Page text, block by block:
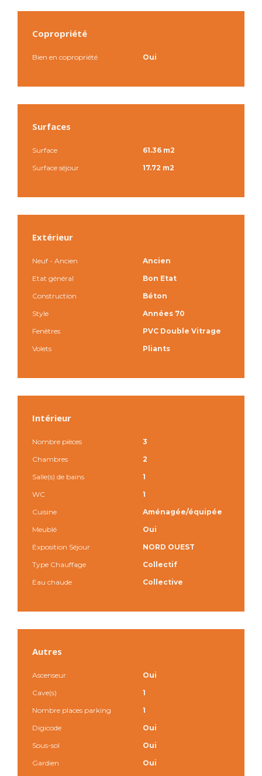
Copropriété
Bien en copropriété Oui
Surfaces
Surface
61.36 m2
Surface séjour
17.72 m2
Extérieur
Neuf - Ancien
Ancien
Etat général
Bon Etat
Construction
Béton
Style
Années 70
Fenêtres
PVC Double Vitrage
Volets
Pliants
Intérieur
Nombre pièces
3
Chambres
2
Salle(s) de bains
1
WC
1
Cuisine
Aménagée/équipée
Meublé
Oui
Exposition Séjour
NORD OUEST
Type Chauffage
Collectif
Eau chaude
Collective
Autres
Ascenseur
Oui
Cave(s)
1
Nombre places parking
1
Digicode
Oui
Sous-sol
Oui
Gardien
Oui